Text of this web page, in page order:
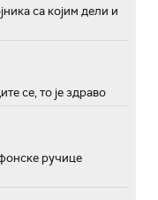
са којим дели и
се, то је здраво
ручице